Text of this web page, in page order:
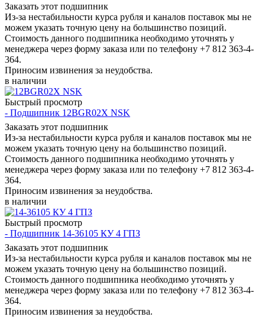
Заказать этот подшипник
Из-за нестабильности курса рубля и каналов поставок мы не
можем указать точную цену на большинство позиций.
Стоимость данного подшипника необходимо уточнять у
менеджера через форму заказа или по телефону +7 812 363-4-
364.
Приносим извинения за неудобства.
в наличии
Быстрый просмотр
- Подшипник 12BGR02X NSK
Заказать этот подшипник
Из-за нестабильности курса рубля и каналов поставок мы не
можем указать точную цену на большинство позиций.
Стоимость данного подшипника необходимо уточнять у
менеджера через форму заказа или по телефону +7 812 363-4-
364.
Приносим извинения за неудобства.
в наличии
Быстрый просмотр
- Подшипник 14-36105 КУ 4 ГПЗ
Заказать этот подшипник
Из-за нестабильности курса рубля и каналов поставок мы не
можем указать точную цену на большинство позиций.
Стоимость данного подшипника необходимо уточнять у
менеджера через форму заказа или по телефону +7 812 363-4-
364.
Приносим извинения за неудобства.